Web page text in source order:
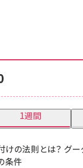
1週間
けの法則とは？ グー
条件